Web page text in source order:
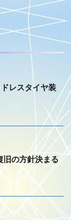
ドレスタイヤ装
旧の方針決まる